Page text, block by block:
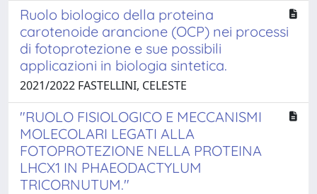
Ruolo biologico della proteina
carotenoide arancione (OCP) nei processi
di fotoprotezione e sue possibili
applicazioni in biologia sintetica.
2021/2022 FASTELLINI, CELESTE
"RUOLO FISIOLOGICO E MECCANISMI
MOLECOLARI LEGATI ALLA
FOTOPROTEZIONE NELLA PROTEINA
LHCX1 IN PHAEODACTYLUM
TRICORNUTUM."